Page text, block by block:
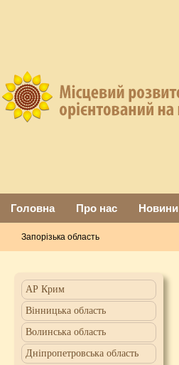
Головна Про нас Новини
Запорізька область
АР Крим
Вінницька область
Волинська область
Дніпропетровська область